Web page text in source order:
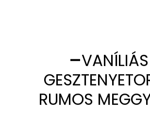
VANÍLIÁS
RUMOS